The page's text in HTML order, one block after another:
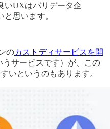
いUXはバリデータ企
思います。
のカストディサービスを開
うサービスです）が、この
いというのもあります。